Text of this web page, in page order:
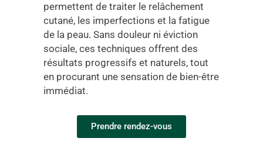
permettent de traiter le relâchement
cutané, les imperfections et la fatigue
de la peau. Sans douleur ni éviction
sociale, ces techniques offrent des
résultats progressifs et naturels, tout
en procurant une sensation de bien-être
immédiat.
Prendre rendez-vous